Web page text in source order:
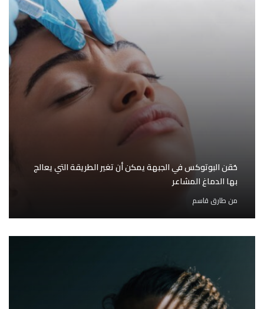
حُقن البوتوكس في الجبهة يمكن أن تغير الطريقة التي يعالج
بها الدماغ المشاعر
من طارق قاسم